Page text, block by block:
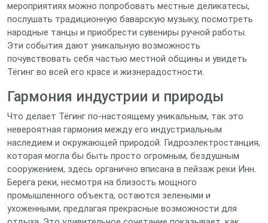
мероприятиях можно попробовать местные деликатесы,
послушать традиционную баварскую музыку, посмотреть
народные танцы и приобрести сувениры ручной работы.
Эти события дают уникальную возможность
почувствовать себя частью местной общины и увидеть
Тёгинг во всей его красе и жизнерадостности.
Гармония индустрии и природы
Что делает Тёгинг по-настоящему уникальным, так это
невероятная гармония между его индустриальным
наследием и окружающей природой. Гидроэлектростанция,
которая могла бы быть просто огромным, бездушным
сооружением, здесь органично вписана в пейзаж реки Инн.
Берега реки, несмотря на близость мощного
промышленного объекта, остаются зелеными и
ухоженными, предлагая прекрасные возможности для